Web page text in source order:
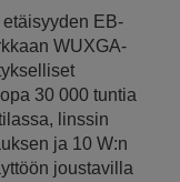
EB-
WUXGA-
30 000 tuntia
linssin
ja 10 W:n
joustavilla